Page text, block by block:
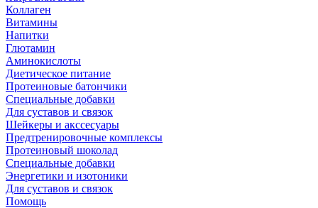
Коллаген
Витамины
Напитки
Глютамин
Аминокислоты
Диетическое питание
Протеиновые батончики
Специальные добавки
Для суставов и связок
Шейкеры и акссесуары
Предтренировочные комплексы
Протеиновый шоколад
Специальные добавки
Энергетики и изотоники
Для суставов и связок
Помощь